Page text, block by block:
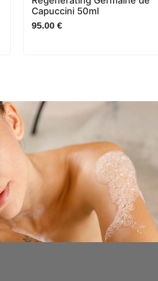
5
Capuccini 50ml
95.00€